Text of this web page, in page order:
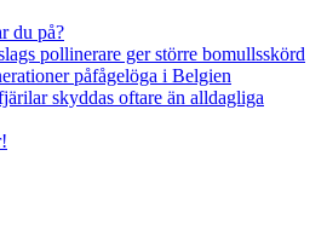
du på?
pollinerare ger större bomullsskörd
påfågelöga i Belgien
skyddas oftare än alldagliga